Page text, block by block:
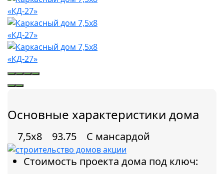
Основные характеристики дома
7,5х8 93.75
С мансардой
Стоимость проекта дома под ключ: